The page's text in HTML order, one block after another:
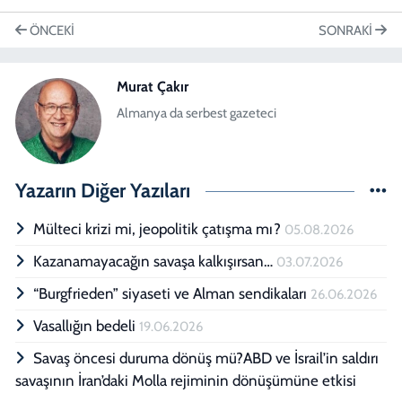
ÖNCEKI SONRAKI
Murat Çakır
Almanya da serbest gazeteci
Yazarın Diğer Yazıları
Mülteci krizi mi, jeopolitik çatışma mı? 05.08.2026
Kazanamayacağın savaşa kalkışırsan… 03.07.2026
“Burgfrieden” siyaseti ve Alman sendikaları 26.06.2026
Vasallığın bedeli 19.06.2026
Savaş öncesi duruma dönüş mü?ABD ve İsrail’in saldırı
savaşının İran’daki Molla rejiminin dönüşümüne etkisi